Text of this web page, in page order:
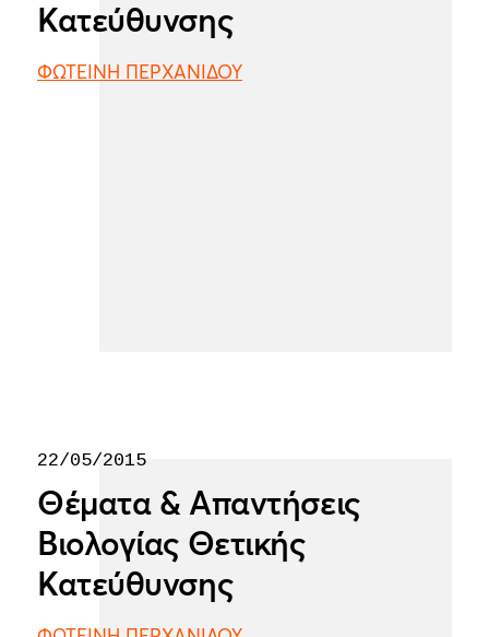
Κατεύθυνσης
ΦΩΤΕΙΝΗ ΠΕΡΧΑΝΙΔΟΥ
22/05/2015
Θέματα & Απαντήσεις
Βιολογίας Θετικής
Κατεύθυνσης